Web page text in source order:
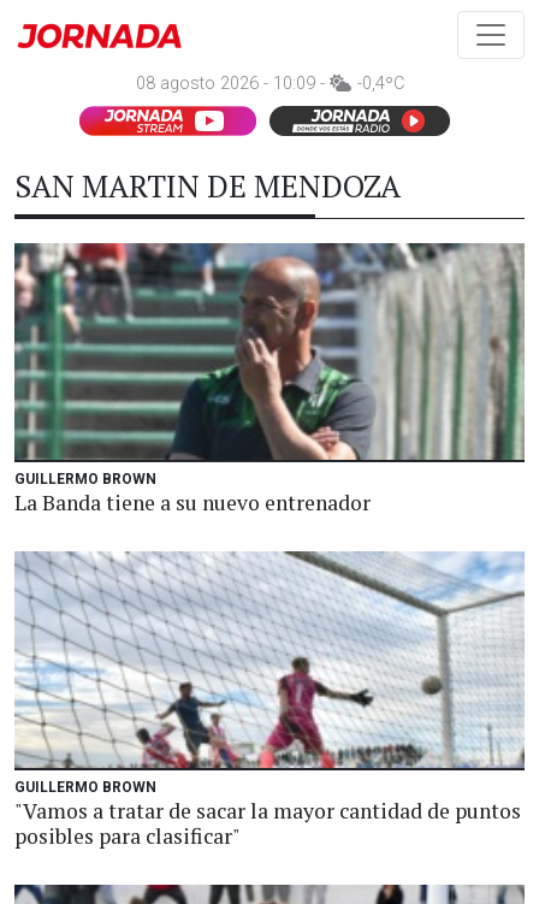
08 agosto 2026 - 10:09 - -0,4ºC
SAN MARTIN DE MENDOZA
GUILLERMO BROWN
La Banda tiene a su nuevo entrenador
GUILLERMO BROWN
"Vamos a tratar de sacar la mayor cantidad de puntos
posibles para clasificar"